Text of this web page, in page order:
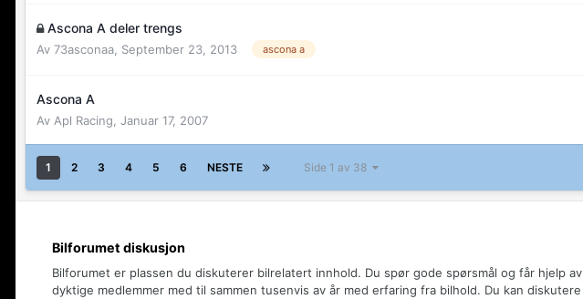
Ascona A deler trengs
Av 73asconaa September 23, 2013 ascona a
Ascona A
Av Apl Racing Januar 17, 2007
1 2 3 4 5 6 NESTE Side 1 av 38
Bilforumet diskusjon
Bilforumet er plassen du diskuterer bilrelatert innhold. Du spør gode spørsmål og får hjelp av
dyktige medlemmer med til sammen tusenvis av år med erfaring fra bilhold. Du kan diskutere